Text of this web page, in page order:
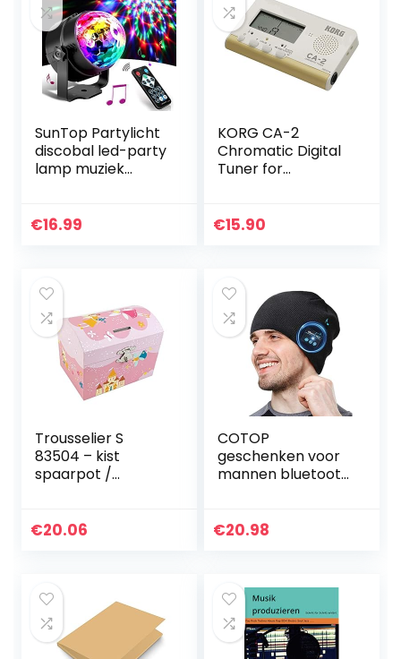
SunTop Partylicht
discobal led-party
lamp muziek
licht, feestlicht
€16.99
KORG CA-2
Chromatic Digital
Tuner for
Instruments-
€15.90
Trousselier S
83504 – kist
spaarpot /
(muziekdoos,
(sieradendoos,
sieradendoosje) –
het ideale
geschenk
€20.06
COTOP
geschenken voor
mannen bluetooth
muts warme muts
€20.98